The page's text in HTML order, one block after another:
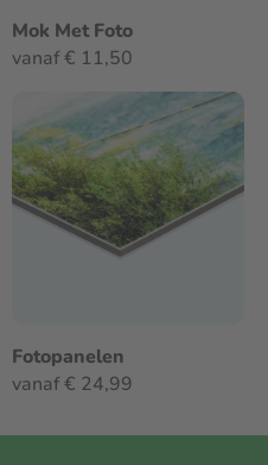
Mok Met Foto
vanaf € 11,50
Fotopanelen
vanaf € 24,99